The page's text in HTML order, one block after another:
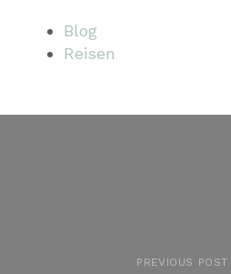
Blog
Reisen
PREVIOUS POST